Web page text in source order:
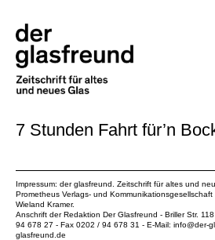
7 Stunden Fahrt für’n
Impressum: der glasfreund. Zeitschrift für altes und
Prometheus Verlags- und Kommunikationsgesellschaft
Wieland Kramer.
Anschrift der Redaktion Der Glasfreund - Briller Str.
94 678 27 - Fax 0202 / 94 678 31 - E-Mail: info@der-
glasfreund.de